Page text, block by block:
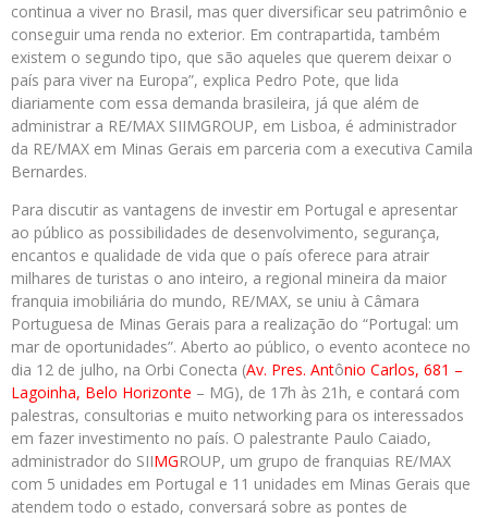
continua a viver no Brasil, mas quer diversificar seu patrimônio e
conseguir uma renda no exterior. Em contrapartida, também
existem o segundo tipo, que são aqueles que querem deixar o
país para viver na Europa”, explica Pedro Pote, que lida
diariamente com essa demanda brasileira, já que além de
administrar a RE/MAX SIIMGROUP, em Lisboa, é administrador
da RE/MAX em Minas Gerais em parceria com a executiva Camila
Bernardes.
Para discutir as vantagens de investir em Portugal e apresentar
ao público as possibilidades de desenvolvimento, segurança,
encantos e qualidade de vida que o país oferece para atrair
milhares de turistas o ano inteiro, a regional mineira da maior
franquia imobiliária do mundo, RE/MAX, se uniu à Câmara
Portuguesa de Minas Gerais para a realização do “Portugal: um
mar de oportunidades”. Aberto ao público, o evento acontece no
dia 12 de julho, na Orbi Conecta (Av. Pres. Antônio Carlos, 681 –
Lagoinha, Belo Horizonte – MG), de 17h às 21h, e contará com
palestras, consultorias e muito networking para os interessados
em fazer investimento no país. O palestrante Paulo Caiado,
administrador do SIIMGROUP, um grupo de franquias RE/MAX
com 5 unidades em Portugal e 11 unidades em Minas Gerais que
atendem todo o estado, conversará sobre as pontes de